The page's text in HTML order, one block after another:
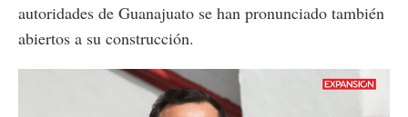
autoridades de Guanajuato se han pronunciado también
abiertos a su construcción.